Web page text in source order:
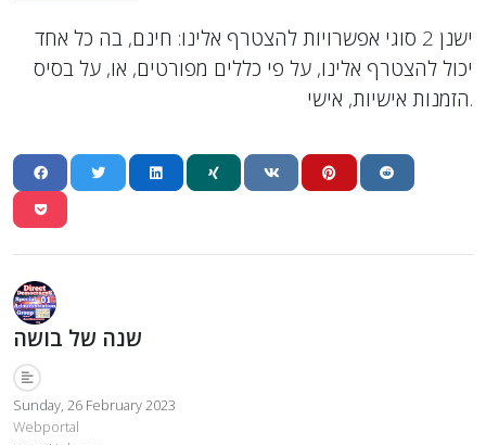
ישנן 2 סוגי אפשרויות להצטרף אלינו: חינם, בה כל אחד
יכול להצטרף אלינו, על פי כללים מפורטים, או, על בסיס
הזמנות אישיות, אישי.
שנה של בושה
Sunday, 26 February 2023
Webportal